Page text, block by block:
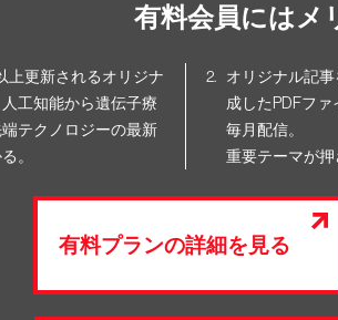
有料会員にはメ
上更新されるオリジナ
工知能から遺伝子療
テクノロジーの最新
。
オリジナル記
成したPDFフ
毎月配信。
重要テーマが押
有料プランの詳細を見る